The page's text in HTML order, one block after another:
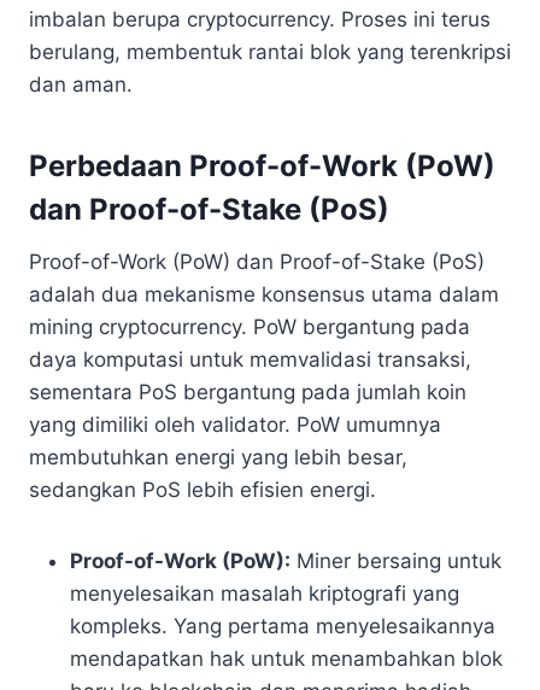
imbalan berupa cryptocurrency. Proses ini terus
berulang, membentuk rantai blok yang terenkripsi
dan aman.
Perbedaan Proof-of-Work (PoW)
dan Proof-of-Stake (PoS)
Proof-of-Work (PoW) dan Proof-of-Stake (PoS)
adalah dua mekanisme konsensus utama dalam
mining cryptocurrency. PoW bergantung pada
daya komputasi untuk memvalidasi transaksi,
sementara PoS bergantung pada jumlah koin
yang dimiliki oleh validator. PoW umumnya
membutuhkan energi yang lebih besar,
sedangkan PoS lebih efisien energi.
Proof-of-Work (PoW): Miner bersaing untuk
menyelesaikan masalah kriptografi yang
kompleks. Yang pertama menyelesaikannya
mendapatkan hak untuk menambahkan blok